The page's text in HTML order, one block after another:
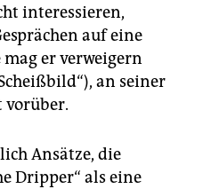
interessieren,
auf eine
er verweigern
an seiner
vorüber.
Ansätze, die
Dripper“ als eine